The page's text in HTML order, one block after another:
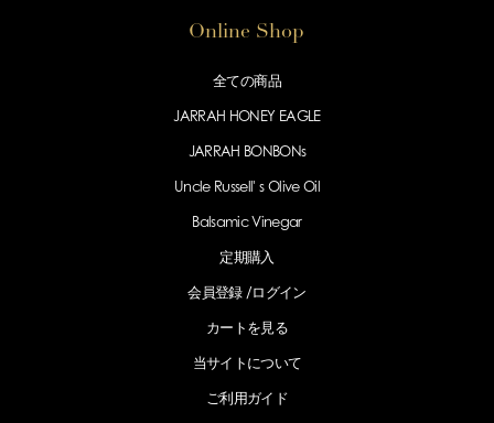
Online Shop
全ての商品
JARRAH HONEY EAGLE
JARRAH BONBONs
Uncle Russell' s Olive Oil
Balsamic Vinegar
定期購入
会員登録 /ログイン
カートを見る
当サイトについて
ご利用ガイド